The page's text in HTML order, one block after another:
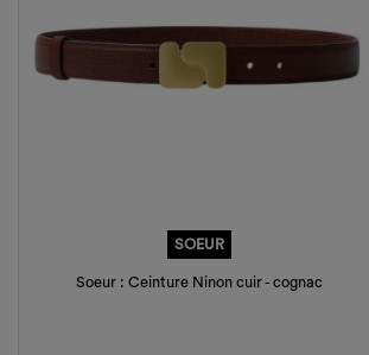
SOEUR
Soeur : Ceinture Ninon cuir - cognac